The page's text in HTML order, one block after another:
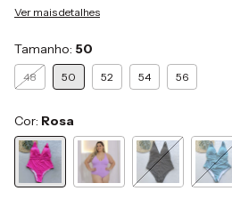
Ver mais detalhes
Tamanho: 50
48 50 52 54 56
Cor: Rosa